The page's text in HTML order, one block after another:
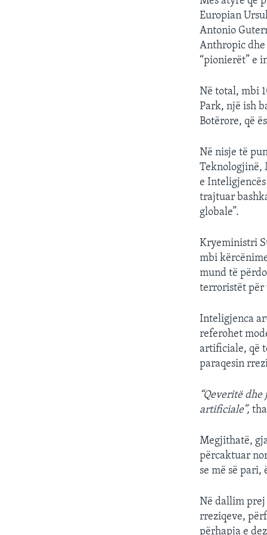
Europian
Antonio
Anthropic dhe
“pionierët” e
Në total, mbi
Park, një ish
Botërore, që
Në nisje të
Teknologjinë,
e
trajtuar
globale”.
Kryeministri
mbi
mund të
terroristët për
Inteligjenca
referohet
artificiale, që
paraqesin
“Qeveritë
artificiale”,
Megjithatë,
përcaktuar
se më së
Në dallim
rreziqeve,
përhapja e